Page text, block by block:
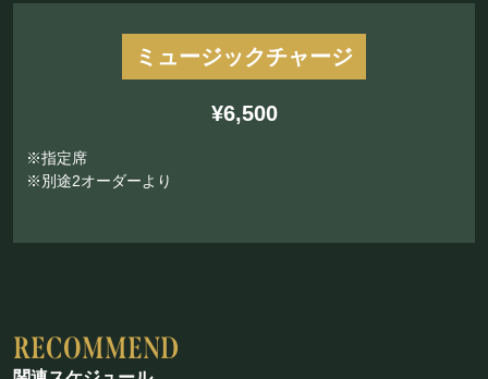
ミュージックチャージ
¥6,500
※指定席
※別途2オーダーより